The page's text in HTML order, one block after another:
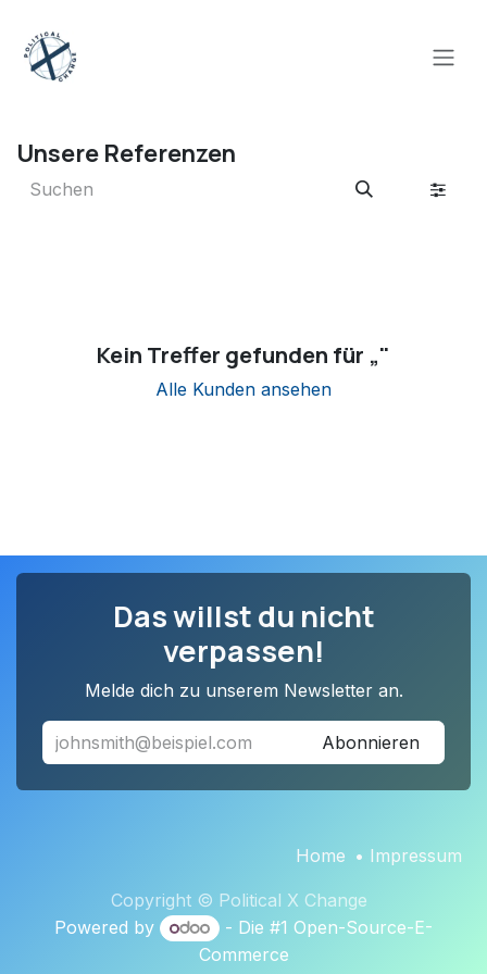
Unsere Referenzen
Kein Treffer gefunden für „"
Alle Kunden ansehen
Das willst du nicht
verpassen!
Melde dich zu unserem Newsletter an.
Abonnieren
Home • Impressum
Copyright © Political X Change
Powered by
- Die #1 Open-Source-E-
Commerce